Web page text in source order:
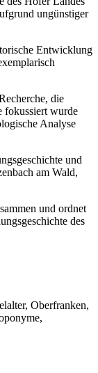
ungünstiger
Entwicklung
die
fokussiert wurde
Analyse
und
am Wald,
und ordnet
des
Oberfranken,